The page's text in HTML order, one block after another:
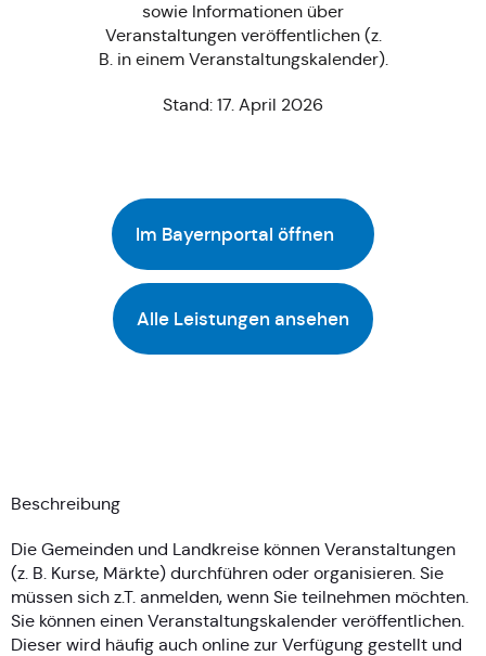
sowie Informationen über
Veranstaltungen veröffentlichen (z.
B. in einem Veranstaltungskalender).
Stand: 17. April 2026
Im Bayernportal öffnen
Alle Leistungen ansehen
Beschreibung
Die Gemeinden und Landkreise können Veranstaltungen
(z. B. Kurse, Märkte) durchführen oder organisieren. Sie
müssen sich z.T. anmelden, wenn Sie teilnehmen möchten.
Sie können einen Veranstaltungskalender veröffentlichen.
Dieser wird häufig auch online zur Verfügung gestellt und